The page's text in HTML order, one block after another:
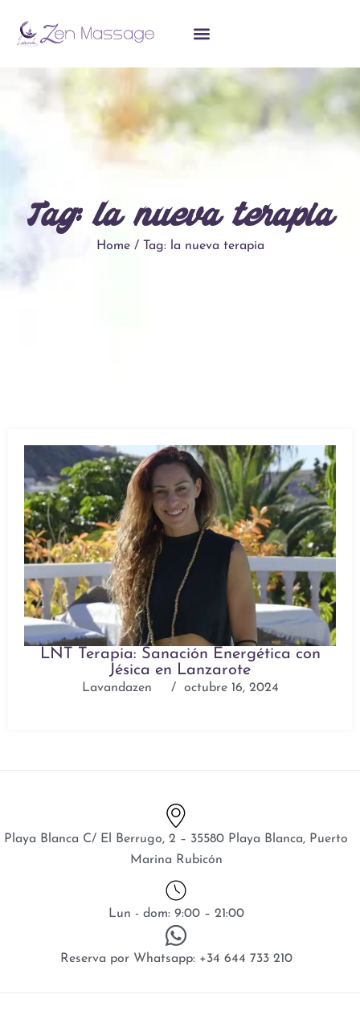
Tag: la nueva terapia
Home / Tag: la nueva terapia
LNT Terapia: Sanación Energética con
Jésica en Lanzarote
Lavandazen / octubre 16, 2024
Playa Blanca C/ El Berrugo, 2 – 35580 Playa Blanca, Puerto
Marina Rubicón
Lun - dom: 9:00 – 21:00
Reserva por Whatsapp: +34 644 733 210